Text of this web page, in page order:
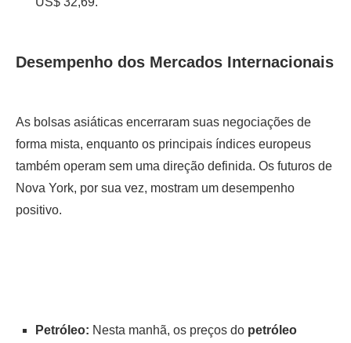
Desempenho dos Mercados Internacionais
As bolsas asiáticas encerraram suas negociações de
forma mista, enquanto os principais índices europeus
também operam sem uma direção definida. Os futuros de
Nova York, por sua vez, mostram um desempenho
positivo.
Petróleo: Nesta manhã, os preços do petróleo